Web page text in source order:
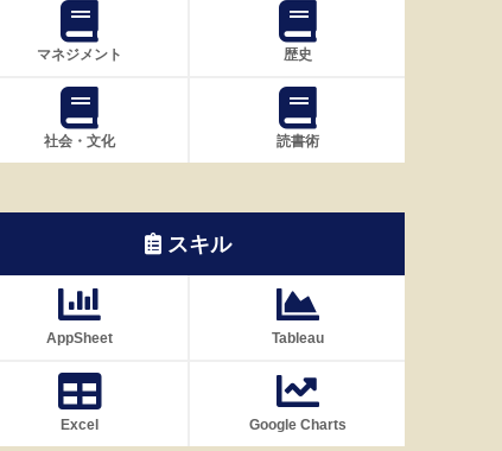
マネジメント 歴史
社会・文化 読書術
スキル
AppSheet Tableau
Excel Google Charts